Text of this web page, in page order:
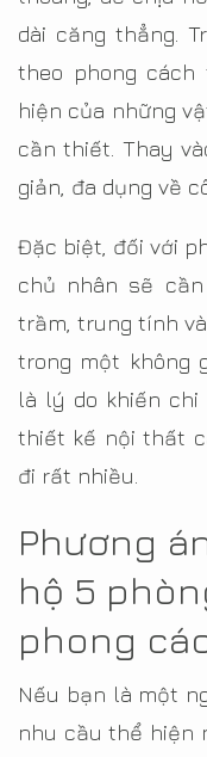
dài căng thẳng.
theo phong
hiện của những
cần thiết. Thay
giản, đa dụng về
Đặc biệt, đối với
chủ nhân sẽ
trầm, trung tính
trong một không
là lý do khiến chi
thiết kế nội thất
đi rất nhiều.
Phương
hộ 5
phong
Nếu bạn là một
nhu cầu thể hiện